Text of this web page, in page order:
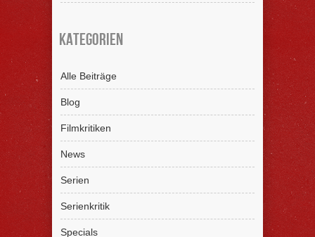
Kategorien
Alle Beiträge
Blog
Filmkritiken
News
Serien
Serienkritik
Specials